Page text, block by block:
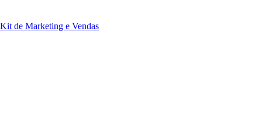
Kit de Marketing e Vendas